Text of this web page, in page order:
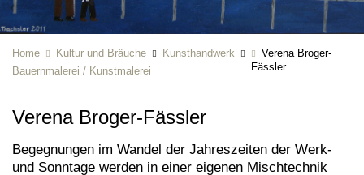
Home Kultur und Bräuche
Kunsthandwerk
Bauernmalerei / Kunstmalerei
Verena Broger-
Fässler
Verena Broger-Fässler
Begegnungen im Wandel der Jahreszeiten der Werk-
und Sonntage werden in einer eigenen Mischtechnik